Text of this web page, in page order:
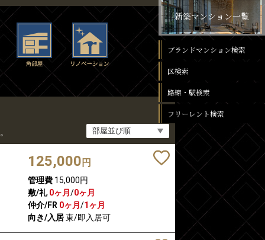
125,000 円
管理費15,000円
敷/礼 0ヶ月/0ヶ月
仲介/FR 0ヶ月/1ヶ月
向き/入居東/即入居可
新築マンション一覧
ブランドマンション検索
区検索
路線・駅検索
フリーレント検索